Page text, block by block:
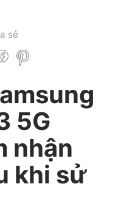
sẻ
5G
nhận
khi sử